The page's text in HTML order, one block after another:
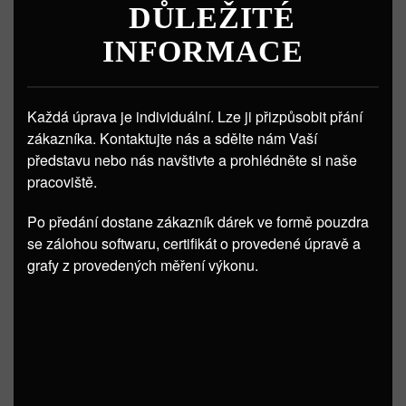
DŮLEŽITÉ
INFORMACE
Každá úprava je individuální. Lze ji přizpůsobit přání
zákazníka. Kontaktujte nás a sdělte nám Vaší
představu nebo nás navštivte a prohlédněte si naše
pracoviště.
Po předání dostane zákazník dárek ve formě pouzdra
se zálohou softwaru, certifikát o provedené úpravě a
grafy z provedených měření výkonu.